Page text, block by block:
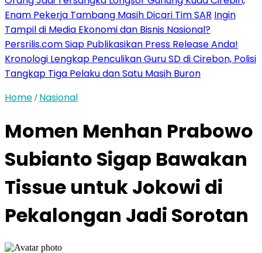
Enam Pekerja Tambang Masih Dicari Tim SAR Ingin
Tampil di Media Ekonomi dan Bisnis Nasional?
Persrilis.com Siap Publikasikan Press Release Anda!
Kronologi Lengkap Penculikan Guru SD di Cirebon, Polisi
Tangkap Tiga Pelaku dan Satu Masih Buron
Home / Nasional
Momen Menhan Prabowo
Subianto Sigap Bawakan
Tissue untuk Jokowi di
Pekalongan Jadi Sorotan